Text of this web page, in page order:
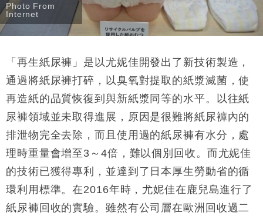
Photo From
Internet
「再生紙尿褲」是以尤妮佳開發出了新技術製造，
通過將紙尿褲打碎，以臭氧對提取的紙漿滅菌，使
再造紙的品質恢復到與新紙漿同等的水平。以往紙
尿褲領域並未取得進展，原因是很難將紙尿褲內的
排泄物完全去除，而且使用過的紙尿褲有水分，處
理時重量會增至3～4倍，難以個別回收。而尤妮佳
的技術已獲得專利，並達到了日本厚生勞動省的循
環利用標準。在2016年時，尤妮佳在鹿兒島進行了
紙尿褲回收的實驗。雖然有公司層在歐洲回收過二